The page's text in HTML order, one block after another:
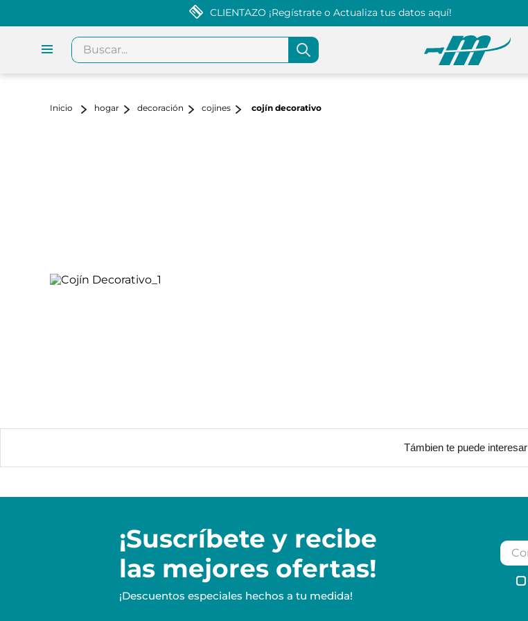
CLIENTAZO ¡Regístrate o Actualiza tus datos aquí!
Buscar...
hogar decoración cojines cojín decorativo
Támbien te puede interesar
¡Suscríbete y recibe
las mejores ofertas!
¡Descuentos especiales hechos a tu medida!